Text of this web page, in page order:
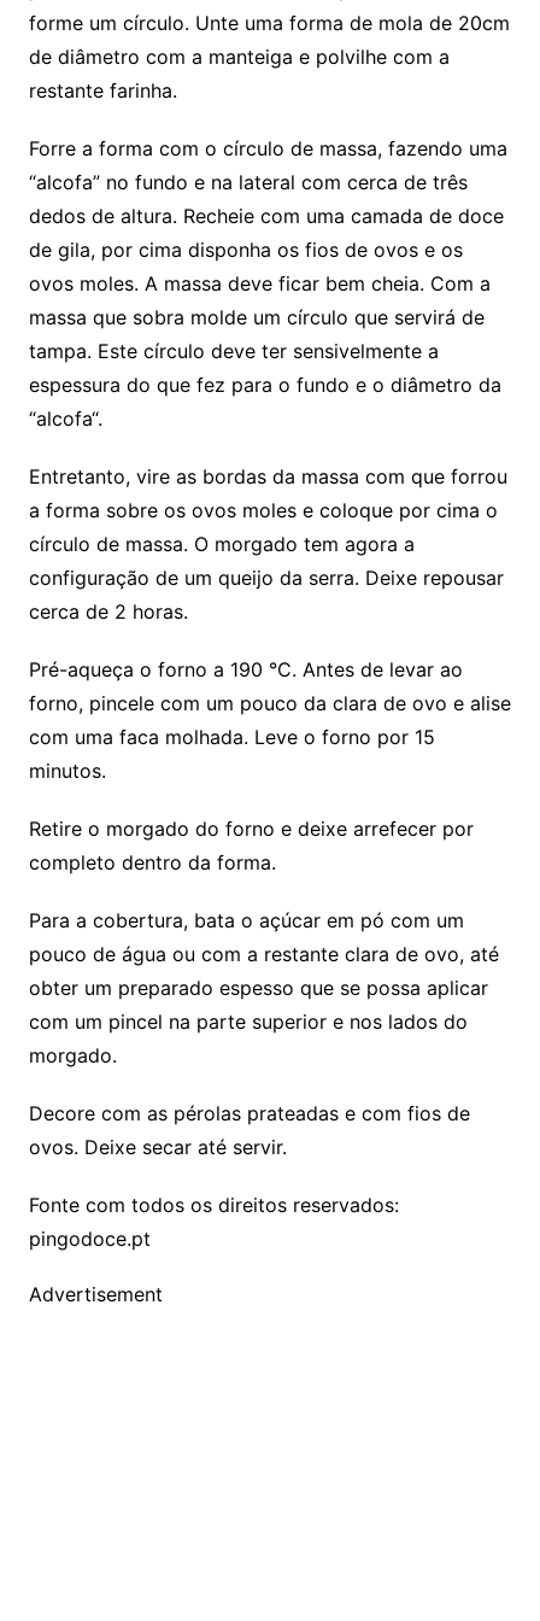
forme um círculo. Unte uma forma de mola de 20cm
de diâmetro com a manteiga e polvilhe com a
restante farinha.
Forre a forma com o círculo de massa, fazendo uma
“alcofa” no fundo e na lateral com cerca de três
dedos de altura. Recheie com uma camada de doce
de gila, por cima disponha os fios de ovos e os
ovos moles. A massa deve ficar bem cheia. Com a
massa que sobra molde um círculo que servirá de
tampa. Este círculo deve ter sensivelmente a
espessura do que fez para o fundo e o diâmetro da
“alcofa“.
Entretanto, vire as bordas da massa com que forrou
a forma sobre os ovos moles e coloque por cima o
círculo de massa. O morgado tem agora a
configuração de um queijo da serra. Deixe repousar
cerca de 2 horas.
Pré-aqueça o forno a 190 °C. Antes de levar ao
forno, pincele com um pouco da clara de ovo e alise
com uma faca molhada. Leve o forno por 15
minutos.
Retire o morgado do forno e deixe arrefecer por
completo dentro da forma.
Para a cobertura, bata o açúcar em pó com um
pouco de água ou com a restante clara de ovo, até
obter um preparado espesso que se possa aplicar
com um pincel na parte superior e nos lados do
morgado.
Decore com as pérolas prateadas e com fios de
ovos. Deixe secar até servir.
Fonte com todos os direitos reservados:
pingodoce.pt
Advertisement